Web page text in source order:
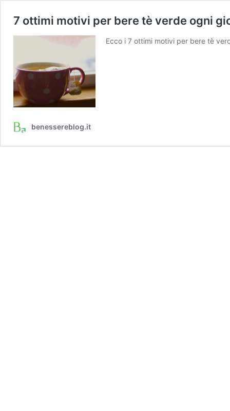
7 ottimi motivi per bere tè verde ogni
Ecco i 7 ottimi motivi per bere tè
benessereblog.it